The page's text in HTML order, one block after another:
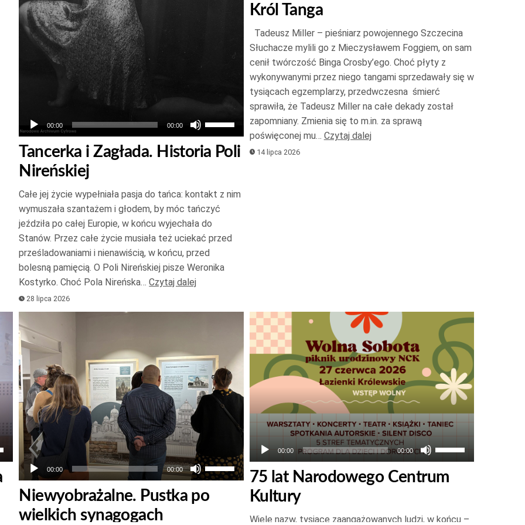
00:00 00:00
Używaj
strzałek
do
dołu
aby
zwiększyć
lub
Tancerka i Zagłada. Historia Poli
Nireńskiej
Całe jej życie wypełniała pasja do tańca: kontakt z nim
wymuszała szantażem i głodem, by móc tańczyć
jeździła po całej Europie, w końcu wyjechała do
Stanów. Przez całe życie musiała też uciekać przed
prześladowaniami i nienawiścią, w końcu, przed
bolesną pamięcią. O Poli Nireńskiej pisze Weronika
Kostyrko. Choć Pola Nireńska…Czytaj dalej
28 lipca 2026
góry
oraz
do
dołu
aby
zwiększyć
Król Tanga
Tadeusz Miller – pieśniarz powojennego Szczecina
Słuchacze mylili go z Mieczysławem Foggiem, on sam
cenił twórczość Binga Crosby’ego. Choć płyty z
wykonywanymi przez niego tangami sprzedawały się w
tysiącach egzemplarzy, przedwczesna śmierć
sprawiła, że Tadeusz Miller na całe dekady został
zapomniany. Zmienia się to m.in. za sprawą
poświęconej mu… Czytaj dalej
14 lipca 2026
Odtwarzacz
plików
dźwiękowych
00:00 00:00
Używaj
strzałek
do
Niewyobrażalne. Pustka po
wielkich synagogach
Odtwarzacz
plików
dźwiękowych
00:00 00:00
Używaj
strzałek
do
75 lat Narodowego Centrum
Kultury
Wiele nazw, tysiące zaangażowanych ludzi, w końcu –